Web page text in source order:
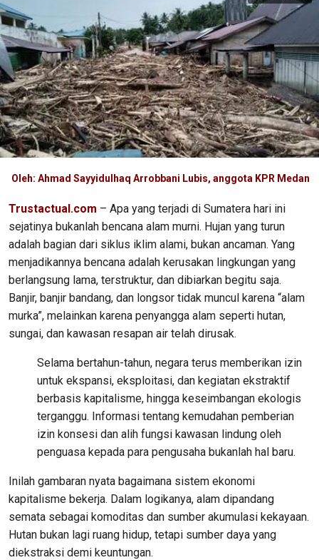
Oleh: Ahmad Sayyidulhaq Arrobbani Lubis, anggota KPR Medan
Trustactual.com – Apa yang terjadi di Sumatera hari ini
sejatinya bukanlah bencana alam murni. Hujan yang turun
adalah bagian dari siklus iklim alami, bukan ancaman. Yang
menjadikannya bencana adalah kerusakan lingkungan yang
berlangsung lama, terstruktur, dan dibiarkan begitu saja.
Banjir, banjir bandang, dan longsor tidak muncul karena “alam
murka”, melainkan karena penyangga alam seperti hutan,
sungai, dan kawasan resapan air telah dirusak.
Selama bertahun-tahun, negara terus memberikan izin
untuk ekspansi, eksploitasi, dan kegiatan ekstraktif
berbasis kapitalisme, hingga keseimbangan ekologis
terganggu. Informasi tentang kemudahan pemberian
izin konsesi dan alih fungsi kawasan lindung oleh
penguasa kepada para pengusaha bukanlah hal baru.
Inilah gambaran nyata bagaimana sistem ekonomi
kapitalisme bekerja. Dalam logikanya, alam dipandang
semata sebagai komoditas dan sumber akumulasi kekayaan.
Hutan bukan lagi ruang hidup, tetapi sumber daya yang
diekstraksi demi keuntungan.